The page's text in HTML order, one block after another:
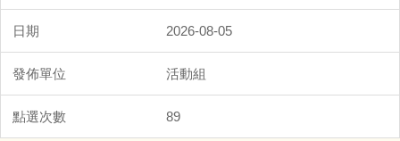
2026-08-05
活動組
89